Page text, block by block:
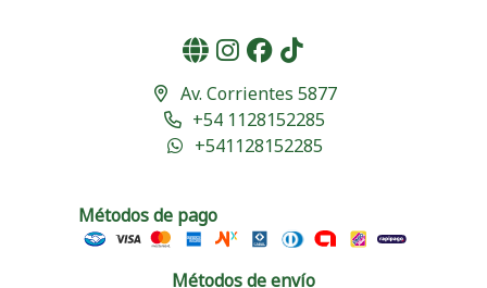
Av. Corrientes 5877
+54 1128152285
+541128152285
Métodos de pago
Métodos de envío